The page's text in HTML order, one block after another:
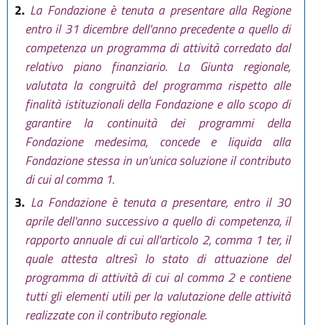
2. La Fondazione è tenuta a presentare alla Regione
entro il 31 dicembre dell'anno precedente a quello di
competenza un programma di attività corredato dal
relativo piano finanziario. La Giunta regionale,
valutata la congruità del programma rispetto alle
finalità istituzionali della Fondazione e allo scopo di
garantire la continuità dei programmi della
Fondazione medesima, concede e liquida alla
Fondazione stessa in un'unica soluzione il contributo
di cui al comma 1.
3. La Fondazione è tenuta a presentare, entro il 30
aprile dell'anno successivo a quello di competenza, il
rapporto annuale di cui all'articolo 2, comma 1 ter, il
quale attesta altresì lo stato di attuazione del
programma di attività di cui al comma 2 e contiene
tutti gli elementi utili per la valutazione delle attività
realizzate con il contributo regionale.